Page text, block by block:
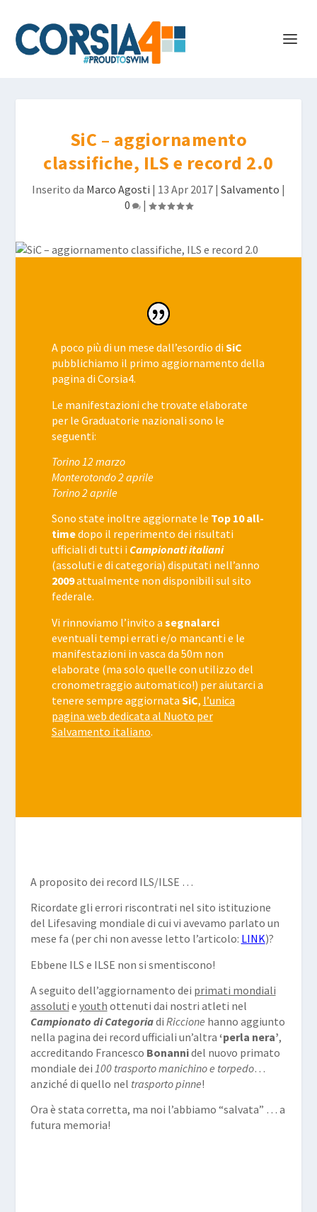
SiC – aggiornamento
classifiche, ILS e record 2.0
Inserito da Marco Agosti | 13 Apr 2017 | Salvamento |
0
|
A poco più di un mese dall’esordio diSiC
pubblichiamo il primo aggiornamento della
pagina di Corsia4.
Le manifestazioni che trovate elaborate
per le Graduatorie nazionali sono le
seguenti:
Torino 12 marzo
Monterotondo 2 aprile
Torino 2 aprile
Sono state inoltre aggiornate le Top 10 all-
timedopo il reperimento dei risultati
ufficiali di tutti i Campionati italiani
(assoluti e di categoria) disputati nell’anno
2009attualmente non disponibili sul sito
federale.
Vi rinnoviamo l’invito a segnalarci
eventuali tempi errati e/o mancanti e le
manifestazioni in vasca da 50m non
elaborate (ma solo quelle con utilizzo del
cronometraggio automatico!) per aiutarci a
tenere sempre aggiornata SiC, l’unica
pagina web dedicata al Nuoto per
Salvamento italiano.
A proposito dei record ILS/ILSE …
Ricordate gli errori riscontrati nel sito istituzione
del Lifesaving mondiale di cui vi avevamo parlato un
mese fa (per chi non avesse letto l’articolo: LINK)?
Ebbene ILS e ILSE non si smentiscono!
A seguito dell’aggiornamento dei primati mondiali
assoluti e youth ottenuti dai nostri atleti nel
Campionato di Categoriadi Riccione hanno aggiunto
nella pagina dei record ufficiali un’altra ‘perla nera’,
accreditando Francesco Bonannidel nuovo primato
mondiale dei 100 trasporto manichino e torpedo…
anziché di quello nel trasporto pinne!
Ora è stata corretta, ma noi l’abbiamo “salvata” … a
futura memoria!